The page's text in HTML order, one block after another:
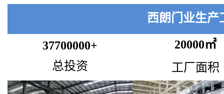
西朗门业生产
37700000+
总投资
20000㎡
工厂面积